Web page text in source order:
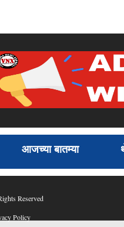
आजच्या बातम्या
Reserved
Policy